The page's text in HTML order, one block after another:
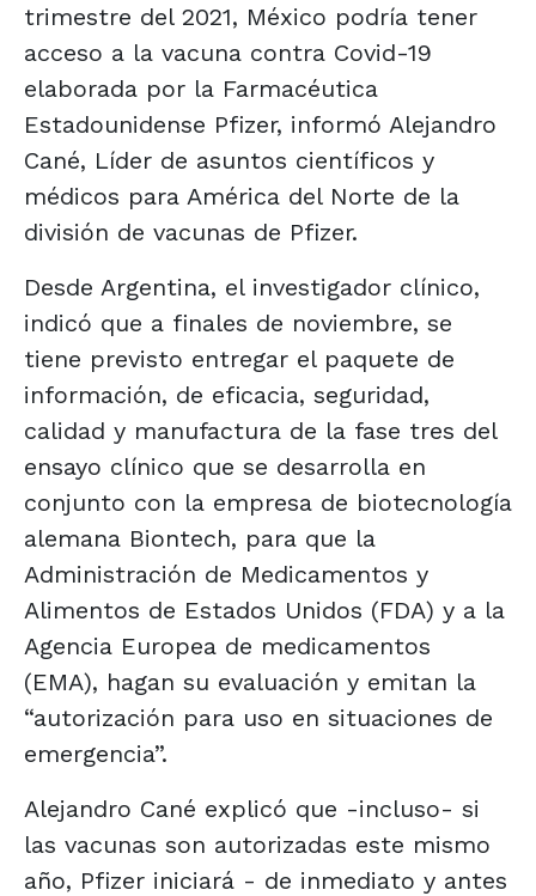
trimestre del 2021, México podría tener
acceso a la vacuna contra Covid-19
elaborada por la Farmacéutica
Estadounidense Pfizer, informó Alejandro
Cané, Líder de asuntos científicos y
médicos para América del Norte de la
división de vacunas de Pfizer.
Desde Argentina, el investigador clínico,
indicó que a finales de noviembre, se
tiene previsto entregar el paquete de
información, de eficacia, seguridad,
calidad y manufactura de la fase tres del
ensayo clínico que se desarrolla en
conjunto con la empresa de biotecnología
alemana Biontech, para que la
Administración de Medicamentos y
Alimentos de Estados Unidos (FDA) y a la
Agencia Europea de medicamentos
(EMA), hagan su evaluación y emitan la
“autorización para uso en situaciones de
emergencia”.
Alejandro Cané explicó que -incluso- si
las vacunas son autorizadas este mismo
año, Pfizer iniciará - de inmediato y antes